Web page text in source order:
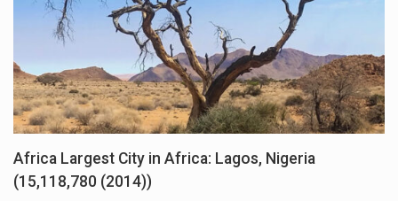
Africa Largest City in Africa: Lagos, Nigeria
(15,118,780 (2014))